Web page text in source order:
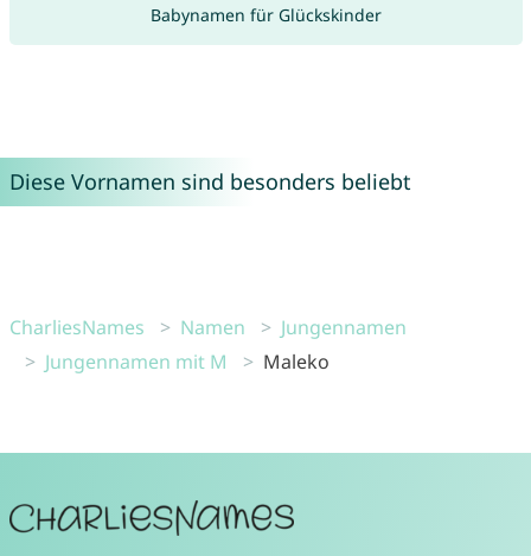
Babynamen für Glückskinder
Diese Vornamen sind besonders beliebt
CharliesNames Namen
Jungennamen
Jungennamen mit M
Maleko